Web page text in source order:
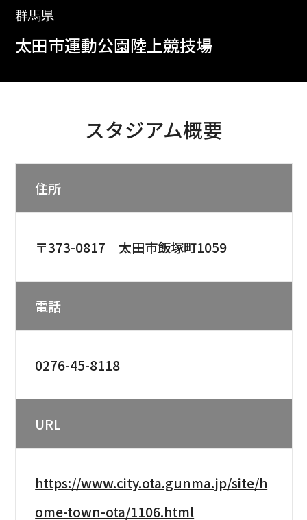
群馬県
太田市運動公園陸上競技場
スタジアム概要
住所
〒373-0817 太田市飯塚町1059
電話
0276-45-8118
URL
https://www.city.ota.gunma.jp/site/h
ome-town-ota/1106.html